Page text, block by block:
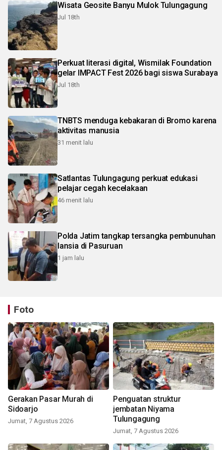
Wisata Geosite Banyu Mulok Tulungagung
Jul 18th
Perkuat literasi digital, Wismilak Foundation
gelar IMPACT Fest 2026 bagi siswa Surabaya
Jul 18th
TNBTS menduga kebakaran di Bromo karena
aktivitas manusia
31 menit lalu
Satlantas Tulungagung perkuat edukasi
pelajar cegah kecelakaan
46 menit lalu
Polda Jatim tangkap tersangka pembunuhan
lansia di Pasuruan
1 jam lalu
Foto
Gerakan Pasar Murah di
Sidoarjo
Jumat, 7 Agustus 2026
Penguatan struktur
jembatan Niyama
Tulungagung
Jumat, 7 Agustus 2026